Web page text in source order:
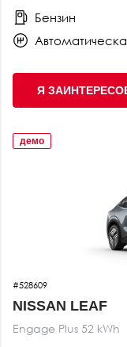
Бензин
Я
демо
#528609
NISSAN LEAF
Engage Plus 52 kWh